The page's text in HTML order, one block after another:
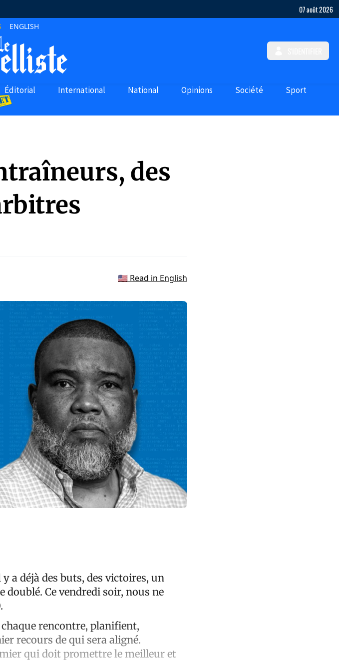
07 août 2026
ENGLISH
Éditorial International National Opinions Société Sport
des
🇺🇸 Read in English
a déjà des buts, des victoires, un
Ce vendredi soir, nous ne
chaque rencontre, planifient,
recours de qui sera aligné.
qui doit promettre le meilleur et